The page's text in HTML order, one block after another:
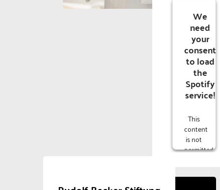
We
need
your
consent
to load
the
Spotify
service!
This
content
is not
permitted
due to